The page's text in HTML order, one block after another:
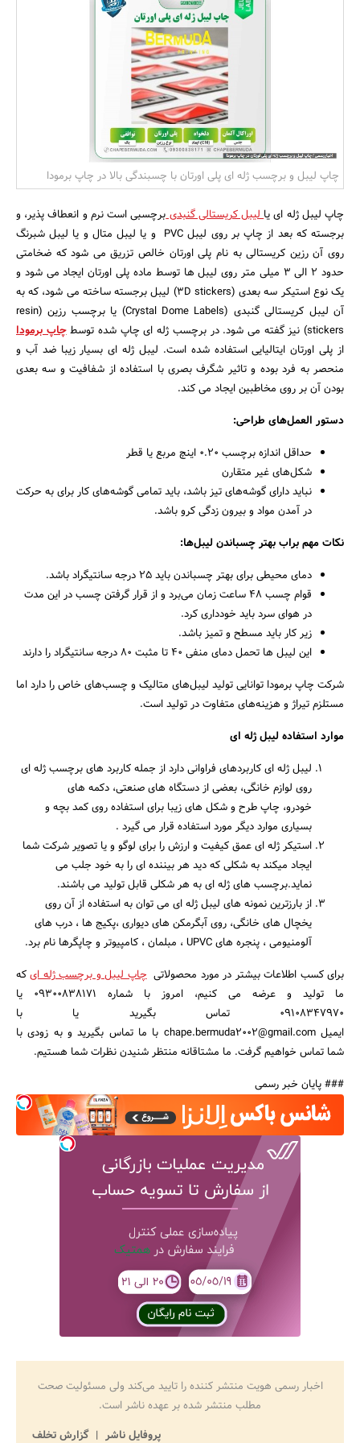
جستجو
چاپ لیبل و برچسب ژله ای پلی اورتان با چسبندگی بالا در چاپ برمودا
چاپ لیبل ژله ای یالیبل کریستالی گنبدیبرچسبی است نرم و انعطاف پذیر، و
برجسته که بعد از چاپ بر روی لیبل PVC و یا لیبل متال و یا لیبل شبرنگ
روی آن رزین کریستالی به نام پلی اورتان خالص تزریق می شود که ضخامتی
حدود 2 الی 3 میلی متر روی لیبل ها توسط ماده پلی اورتان ایجاد می شود و
یک نوع استیکر سه بعدی (3D stickers) لیبل برجسته ساخته می شود، که به
آن لیبل کریستالی گنبدی (Crystal Dome Labels) یا برچسب رزین (resin
stickers) نیز گفته می شود. در برچسب ژله ای چاپ شده توسط
چاپ برمودا
از پلی اورتان ایتالیایی استفاده شده است. لیبل ژله ای بسیار زیبا ضد آب و
منحصر به فرد بوده و تاثیر شگرف بصری با استفاده از شفافیت و سه بعدی
بودن آن بر روی مخاطبین ایجاد می کند.
دستور العمل‌های طراحی:
حداقل اندازه برچسب ۰.۲۰ اینچ مربع یا قطر
شکل‌های غیر متقارن
نباید دارای گوشه‌های تیز باشد، باید تمامی گوشه‌های کار برای به حرکت
در آمدن مواد و بیرون زدگی کرو باشد.
نکات مهم براب بهتر چسباندن لیبل‌ها:
دمای محیطی برای بهتر چسباندن باید ۲۵ درجه سانتیگراد باشد.
قوام چسب ۴۸ ساعت زمان می‌برد و از قرار گرفتن چسب در این مدت
در هوای سرد باید خودداری کرد.
زیر کار باید مسطح و تمیز باشد.
این لیبل ها تحمل دمای منفی ۴۰ تا مثبت ۸۰ درجه سانتیگراد را دارند
شرکت چاپ برمودا توانایی تولید لیبل‌های متالیک و چسب‌های خاص را دارد اما
مستلزم تیراژ و هزینه‌های متفاوت در تولید است.
موارد استفاده لیبل ژله ای
لیبل ژله ای کاربردهای فراوانی دارد از جمله کاربرد های برچسب ژله ای
روی لوازم خانگی، بعضی از دستگاه های صنعتی، دکمه های
خودرو، چاپ طرح و شکل های زیبا برای استفاده روی کمد بچه و
بسیاری موارد دیگر مورد استفاده قرار می گیرد .
استیکر ژله ای عمق کیفیت و ارزش را برای لوگو و یا تصویر شرکت شما
ایجاد میکند به شکلی که دید هر بیننده ای را به خود جلب می
نماید.برچسب های ژله ای به هر شکلی قابل تولید می باشند.
از بارزترین نمونه های لیبل ژله ای می توان به استفاده از آن روی
یخچال های خانگی، روی آبگرمکن های دیواری ،پکیج ها ، درب های
آلومنیومی ، پنجره های UPVC ، مبلمان ، کامپیوتر و چاپگرها نام برد.
برای کسب اطلاعات بیشتر در مورد محصولاتیچاپ لیبل و برچسب ژله ایکه
ما تولید و عرضه می کنیم، امروز با شماره 09300838171 یا
09108347970 تماس بگیرید یا با
ایمیل chape.bermuda2002@gmail.com با ما تماس بگیرید و به زودی با
شما تماس خواهیم گرفت. ما مشتاقانه منتظر شنیدن نظرات شما هستیم.
### پایان خبر رسمی
اخبار رسمی هویت منتشر کننده را تایید می‌کند ولی مسئولیت صحت
مطلب منتشر شده بر عهده ناشر است.
پروفایل ناشر
گزارش تخلف